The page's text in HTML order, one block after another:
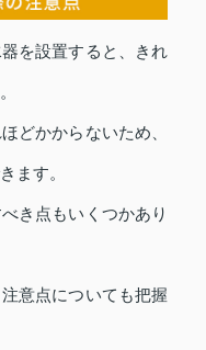
を設置すると、きれ
どかからないため、
ます。
き点もいくつかあり
意点についても把握